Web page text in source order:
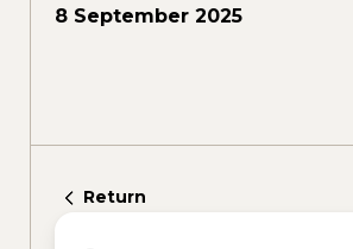
8 September 2025
Return